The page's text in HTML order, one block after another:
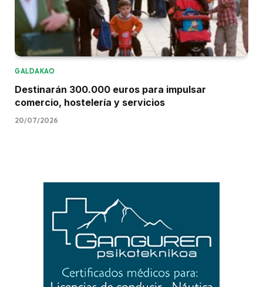
GALDAKAO
Destinarán 300.000 euros para impulsar
comercio, hostelería y servicios
20/07/2026